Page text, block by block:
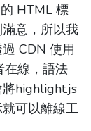
HTML 標
意，所以我
CDN 使用
在線，語法
將highlight.js
可以離線工